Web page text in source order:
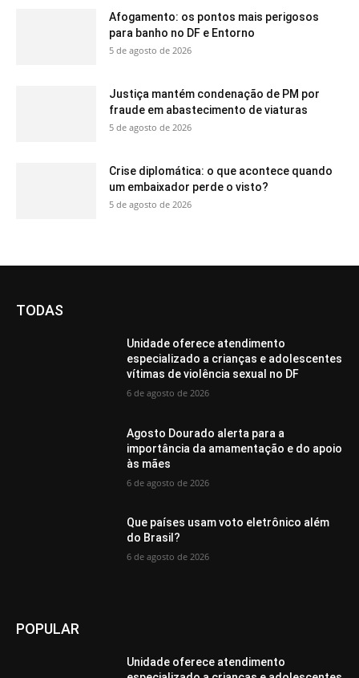
Afogamento: os pontos mais perigosos
para banho no DF e Entorno
5 de agosto de 2026
Justiça mantém condenação de PM por
fraude em abastecimento de viaturas
5 de agosto de 2026
Crise diplomática: o que acontece quando
um embaixador perde o visto?
5 de agosto de 2026
TODAS
Unidade oferece atendimento
especializado a crianças e adolescentes
vítimas de violência sexual no DF
6 de agosto de 2026
Agosto Dourado alerta para a
importância da amamentação e do apoio
às mães
6 de agosto de 2026
Que países usam voto eletrônico além
do Brasil?
6 de agosto de 2026
POPULAR
Unidade oferece atendimento